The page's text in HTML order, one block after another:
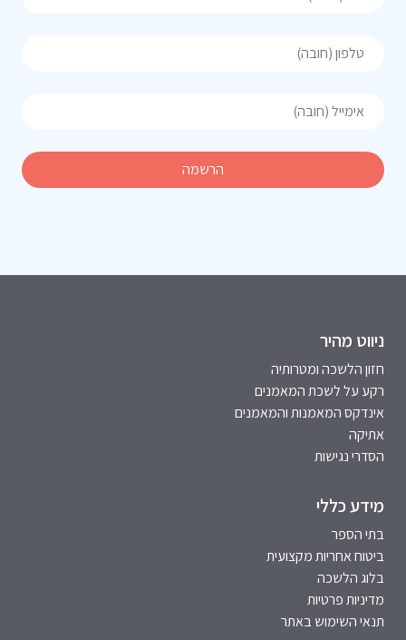
ניווט מהיר
חזון הלשכה ומטרותיה
רקע על לשכת המאמנים
אינדקס המאמנות והמאמנים
אתיקה
הסדרי נגישות
מידע כללי
בתי הספר
ביטוח אחריות מקצועית
בלוג הלשכה
מדיניות פרטיות
תנאי השימוש באתר